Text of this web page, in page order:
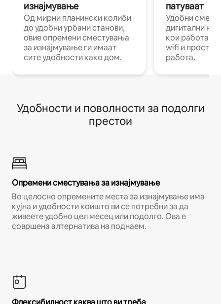
изнајмување
Од мирни планински колиби
до удобни урбани станови,
овие опремени сместувања
за изнајмување ги имаат
сите удобности како дом.
патуваат
Удобни
дигитални
кои работат
wifi и
работа.
Удобности и поволности за подолги
престои
Опремени сместувања за изнајмување
Во целосно опремените места за изнајмување има
кујна и удобности коишто ви се потребни за да
живеете удобно цел месец или подолго. Ова е
совршена алтернатива на поднаем.